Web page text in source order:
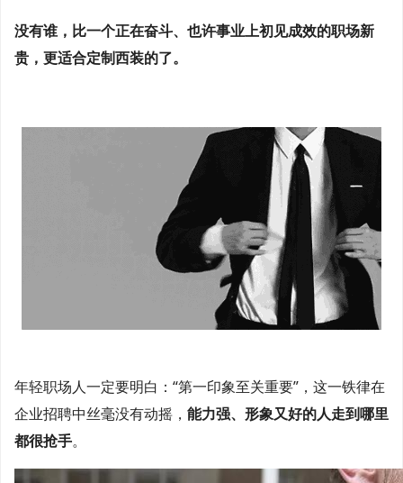
没有谁，比一个正在奋斗、也许事业上初见成效的职场新
贵，更适合定制西装的了。
年轻职场人一定要明白：“第一印象至关重要”，这一铁律在
企业招聘中丝毫没有动摇， 能力强、形象又好的人走到哪里
都很抢手。